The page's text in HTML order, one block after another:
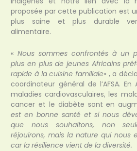
proposée par cette publication est
plus saine et plus durable
alimentaire.
«Nous sommes confrontés à un
plus en plus de jeunes Africains
rapide à la cuisine familiale« , a
coordinateur général de l’AFSA. En
maladies cardiovasculaires, les
cancer et le diabète sont en
est en bonne santé et si nous
que nous souhaitons, non
réjouirons, mais la nature qui nous
car la résilience vient de la diversité.